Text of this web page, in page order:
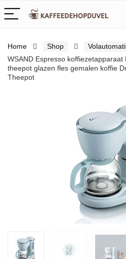
Home Shop
WSAND Espresso
theepot glazen fles gemalen koffie
Theepot